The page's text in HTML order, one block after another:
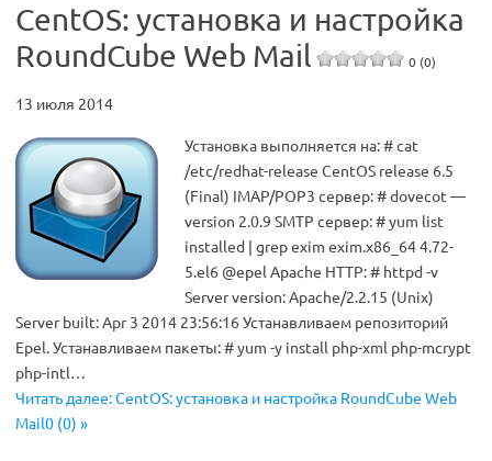
CentOS: установка и настройка
RoundCube Web Mail
0 (0)
13 июля 2014
Установка выполняется на: # cat
/etc/redhat-release CentOS release 6.5
(Final) IMAP/POP3 сервер: # dovecot —
version 2.0.9 SMTP сервер: # yum list
installed | grep exim exim.x86_64 4.72-
5.el6 @epel Apache HTTP: # httpd -v
Server version: Apache/2.2.15 (Unix)
Server built: Apr 3 2014 23:56:16 Устанавливаем репозиторий
Epel. Устанавливаем пакеты: # yum -y install php-xml php-mcrypt
php-intl…
Читать далее: CentOS: установка и настройка RoundCube Web
Mail0 (0) »